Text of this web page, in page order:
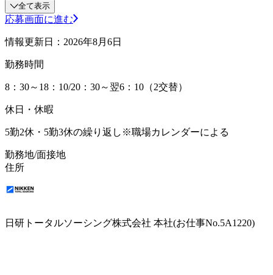
全て表示
応募画面に進む
情報更新日：2026年8月6日
勤務時間
8：30～18：10/20：30～翌6：10（2交替）
休日・休暇
5勤2休・5勤3休の繰り返し※職場カレンダーによる
勤務地/面接地
住所
日研トータルソーシング株式会社 本社(お仕事No.5A1220)